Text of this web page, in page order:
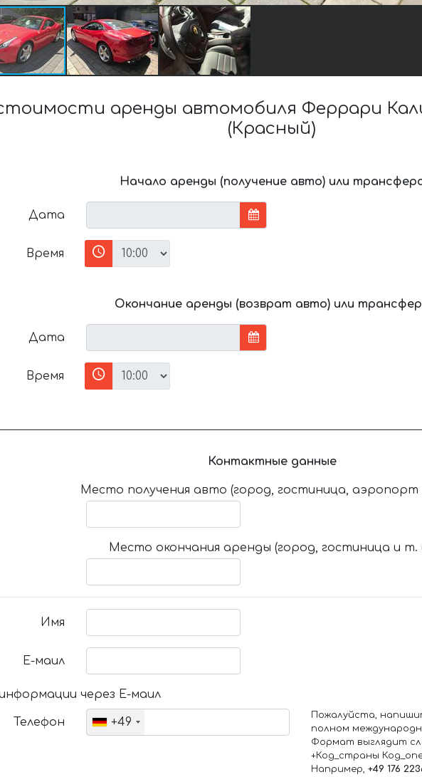
аренды автомобиля Феррари
(Красный)
Начало аренды (получение авто) или
Дата
Время
Окончание аренды (возврат авто) или
Дата
Время
Контактные данные
Место получения авто (город, гостиница, аэропорт
Место окончания аренды (город, гостиница и т.
Имя
Е-маил
через Е-маил
Телефон +49
Пожалуйста,
полном
Формат выглядит
+Код_страны
Например, +49 176